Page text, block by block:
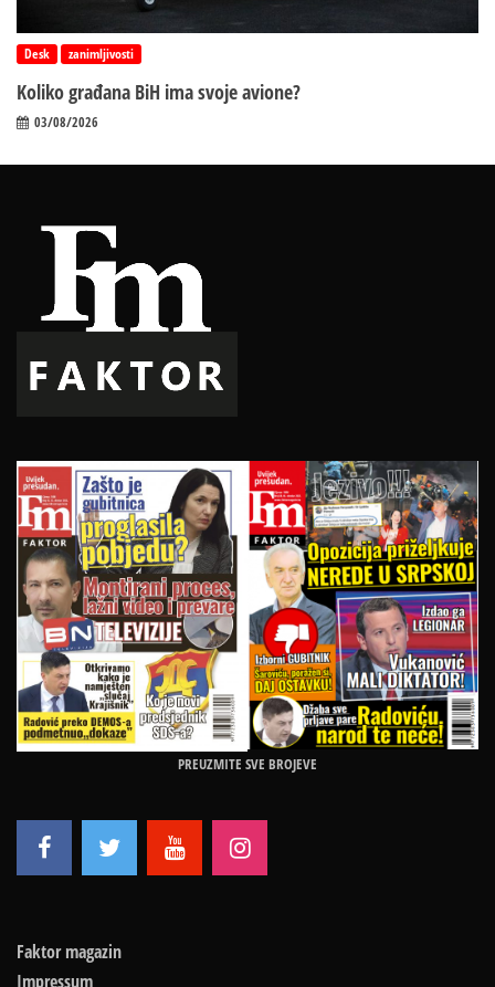
Desk zanimljivosti
Koliko građana BiH ima svoje avione?
03/08/2026
PREUZMITE SVE BROJEVE
Faktor magazin
Impressum